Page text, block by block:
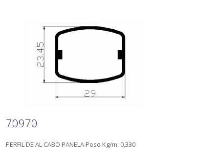
70970
PERFIL DE AL CABO PANELA Peso Kg/m: 0,330